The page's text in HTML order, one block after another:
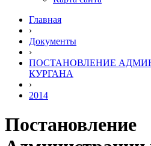
Главная
›
Документы
›
ПОСТАНОВЛЕНИЕ
КУРГАНА
›
2014
Постановление